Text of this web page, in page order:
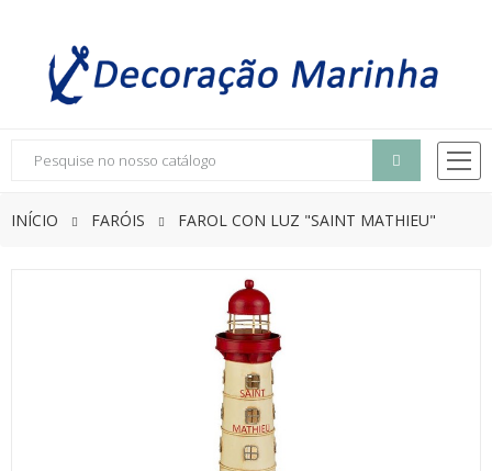
INÍCIO FARÓIS FAROL CON LUZ "SAINT MATHIEU"